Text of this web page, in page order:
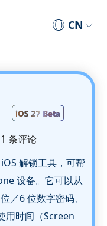
CN
条评论
解锁工具，可帮
设备。它可以从
／6 位数字密码、
用时间（Screen